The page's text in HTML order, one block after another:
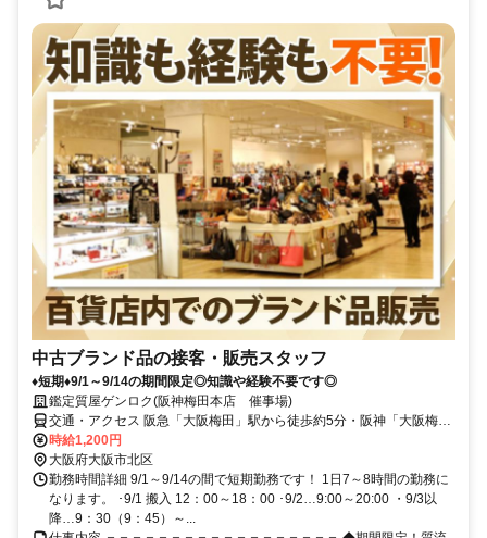
中古ブランド品の接客・販売スタッフ
♦短期♦9/1～9/14の期間限定◎知識や経験不要です◎
鑑定質屋ゲンロク(阪神梅田本店 催事場)
交通・アクセス 阪急「大阪梅田」駅から徒歩約5分・阪神「大阪梅
田」駅から徒歩約1分・JR「大阪」駅から徒歩約2分
時給1,200円
大阪府大阪市北区
勤務時間詳細 9/1～9/14の間で短期勤務です！ 1日7～8時間の勤務に
なります。 ･9/1 搬入 12：00～18：00 ･9/2…9:00～20:00 ・9/3以
降…9：30（9：45）～...